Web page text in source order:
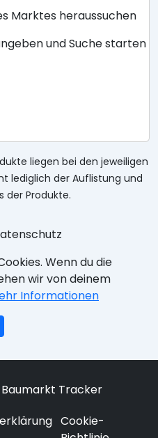
Marktes heraussuchen
und Suche starten
liegen bei den jeweiligen
lediglich der Auflistung und
der Produkte.
Wenn du die
wir von deinem
Informationen
Tracker
Cookie-